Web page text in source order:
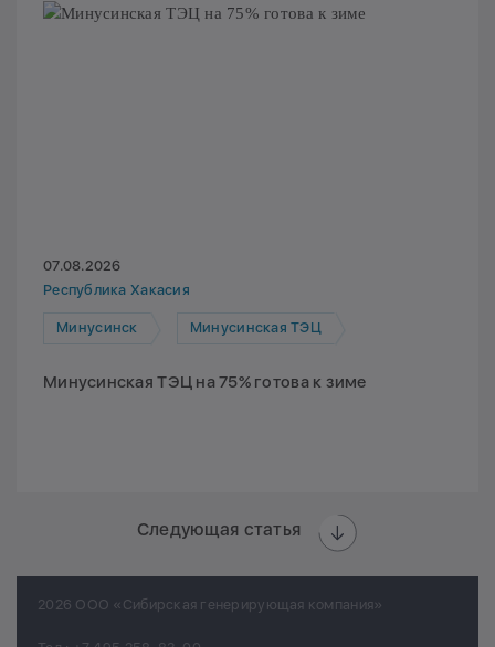
07.08.2026
Республика Хакасия
Минусинск Минусинская ТЭЦ
Минусинская ТЭЦ на 75% готова к зиме
Следующая статья
2026 ООО «Сибирская генерирующая компания»